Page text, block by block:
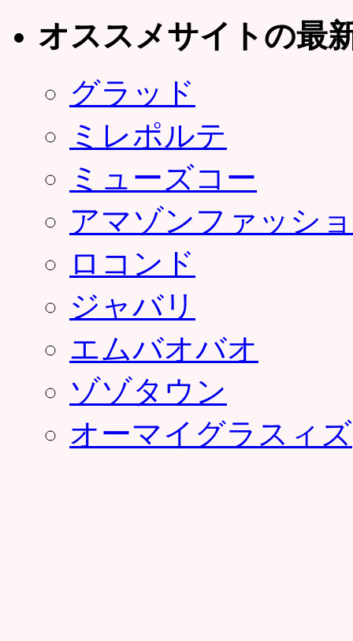
オススメサイトの最
グラッド
ミレポルテ
ミューズコー
アマゾンファッシ
ロコンド
ジャバリ
エムバオバオ
ゾゾタウン
オーマイグラスィズ